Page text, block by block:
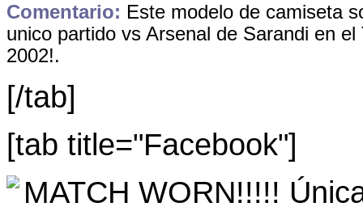
Comentario: Este modelo de camiseta
unico partido vs Arsenal de Sarandi en el
2002!.
[/tab]
[tab title="Facebook"]